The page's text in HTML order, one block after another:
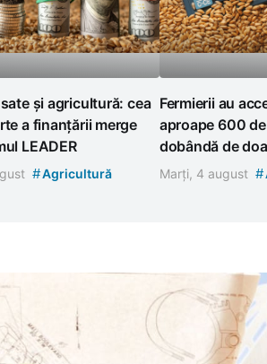
și agricultură: cea
a finanțării merge
LEADER
#Agricultură
Fermierii au
aproape 600
dobândă de
Marți, 4 august #